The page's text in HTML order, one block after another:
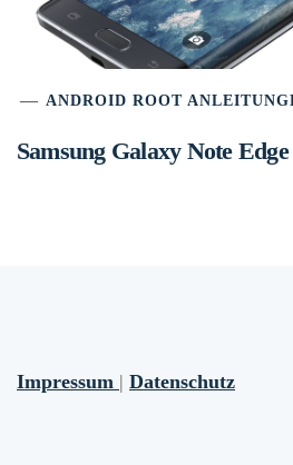
ANDROID ROOT
Samsung Galaxy Note
Impressum | Datenschutz